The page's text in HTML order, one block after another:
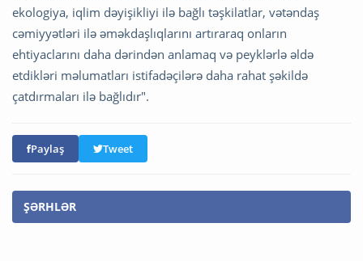
ekologiya, iqlim dəyişikliyi ilə bağlı təşkilatlar, vətəndaş
cəmiyyətləri ilə əməkdaşlıqlarını artıraraq onların
ehtiyaclarını daha dərindən anlamaq və peyklərlə əldə
etdikləri məlumatları istifadəçilərə daha rahat şəkildə
çatdırmaları ilə bağlıdır".
Paylaş Tweet
ŞƏRHLƏR